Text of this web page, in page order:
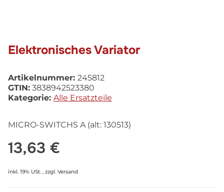
Elektronisches Variator
Artikelnummer: 245812
GTIN: 3838942523380
Kategorie: Alle Ersatzteile
MICRO-SWITCHS A (alt: 130513)
13,63 €
inkl. 19% USt. , zzgl. Versand